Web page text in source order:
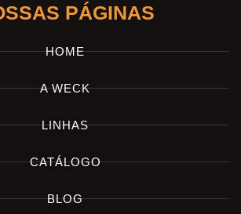
PÁGINAS
HOME
A WECK
LINHAS
CATÁLOGO
BLOG